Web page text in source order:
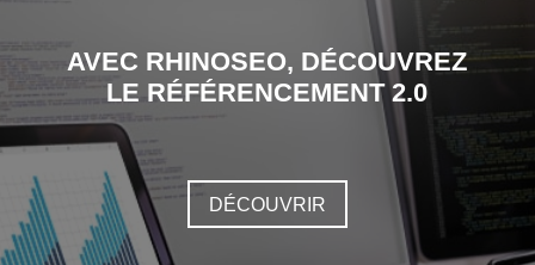
AVEC RHINOSEO, DÉCOUVREZ
LE RÉFÉRENCEMENT 2.0
DÉCOUVRIR